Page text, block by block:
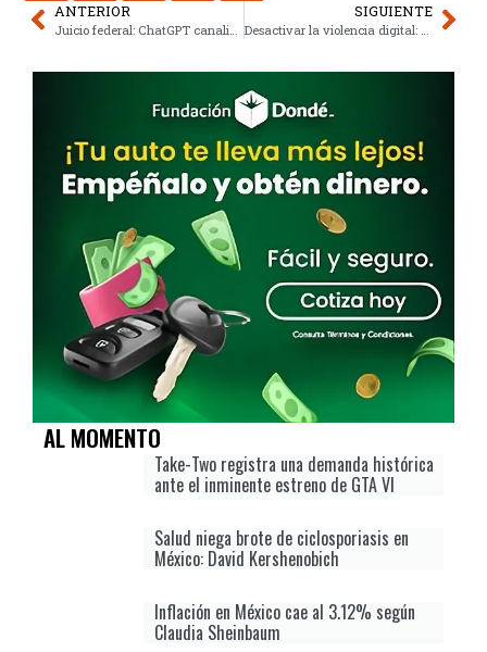
ANTERIOR SIGUIENTE
AL MOMENTO
Take-Two registra una demanda histórica
ante el inminente estreno de GTA VI
Salud niega brote de ciclosporiasis en
México: David Kershenobich
Inflación en México cae al 3.12% según
Claudia Sheinbaum